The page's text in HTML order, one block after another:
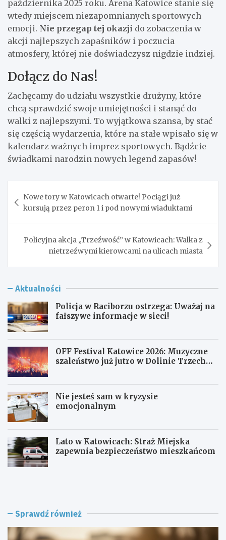
października 2025 roku. Arena Katowice stanie się
wtedy miejscem niezapomnianych sportowych
emocji. Nie przegap tej okazji do zobaczenia w
akcji najlepszych zapaśników i poczucia
atmosfery, której nie doświadczysz nigdzie indziej.
Dołącz do Nas!
Zachęcamy do udziału wszystkie drużyny, które
chcą sprawdzić swoje umiejętności i stanąć do
walki z najlepszymi. To wyjątkowa szansa, by stać
się częścią wydarzenia, które na stałe wpisało się w
kalendarz ważnych imprez sportowych. Bądźcie
świadkami narodzin nowych legend zapasów!
wpisu
Nowe tory w Katowicach otwarte! Pociągi już
kursują przez peron 1 i pod nowymi wiaduktami
Policyjna akcja „Trzeźwość” w Katowicach: Walka z
nietrzeźwymi kierowcami na ulicach miasta
Aktualności
Policja w Raciborzu ostrzega: Uważaj na
fałszywe informacje w sieci!
OFF Festival Katowice 2026: Muzyczne
szaleństwo już jutro w Dolinie Trzech
Nie jesteś sam w kryzysie
emocjonalnym
Lato w Katowicach: Straż Miejska
zapewnia bezpieczeństwo mieszkańcom
P
j
w
O
s
i
Sprawdź również